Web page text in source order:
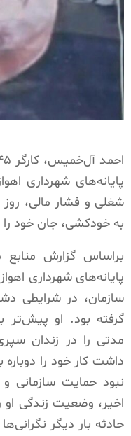
پایانه‌های شهرداری
به خودکشی، جان خود
براساس گزارش منابع
پایانه‌های شهرداری
سازمان، در شرایطی
گرفته بود. او پیش‌تر
مدتی را در زندان
داشت کار خود را
نبود حمایت سازمانی
اخیر، وضعیت زندگی او
حادثه بار دیگر